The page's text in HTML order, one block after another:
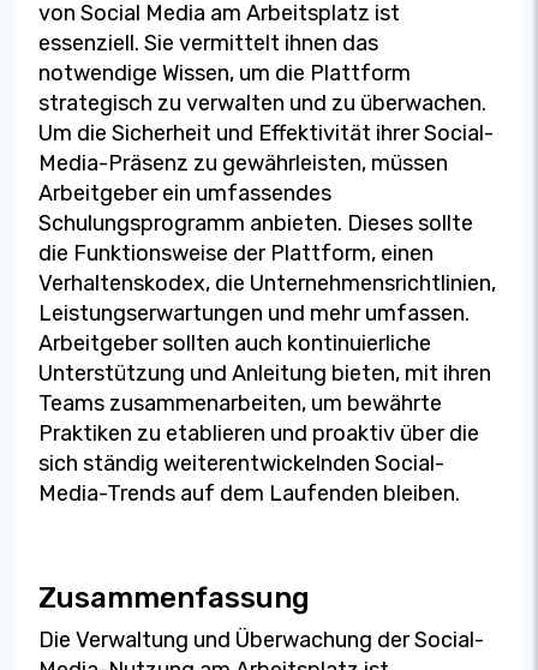
von Social Media am Arbeitsplatz ist
essenziell. Sie vermittelt ihnen das
notwendige Wissen, um die Plattform
strategisch zu verwalten und zu überwachen.
Um die Sicherheit und Effektivität ihrer Social-
Media-Präsenz zu gewährleisten, müssen
Arbeitgeber ein umfassendes
Schulungsprogramm anbieten. Dieses sollte
die Funktionsweise der Plattform, einen
Verhaltenskodex, die Unternehmensrichtlinien,
Leistungserwartungen und mehr umfassen.
Arbeitgeber sollten auch kontinuierliche
Unterstützung und Anleitung bieten, mit ihren
Teams zusammenarbeiten, um bewährte
Praktiken zu etablieren und proaktiv über die
sich ständig weiterentwickelnden Social-
Media-Trends auf dem Laufenden bleiben.
Zusammenfassung
Die Verwaltung und Überwachung der Social-